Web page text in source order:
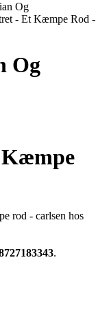
Og
- Et Kæmpe Rod -
Og
rod - carlsen hos
.